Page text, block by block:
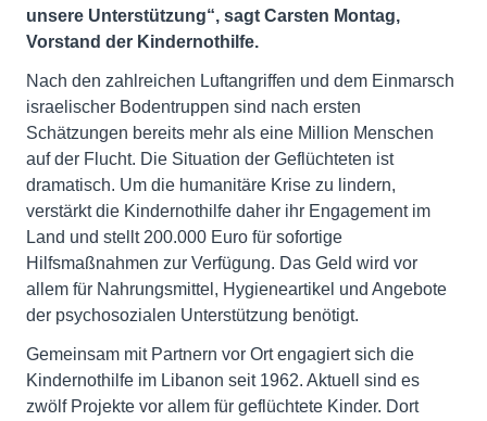
unsere Unterstützung“, sagt Carsten Montag,
Vorstand der Kindernothilfe.
Nach den zahlreichen Luftangriffen und dem Einmarsch
israelischer Bodentruppen sind nach ersten
Schätzungen bereits mehr als eine Million Menschen
auf der Flucht. Die Situation der Geflüchteten ist
dramatisch. Um die humanitäre Krise zu lindern,
verstärkt die Kindernothilfe daher ihr Engagement im
Land und stellt 200.000 Euro für sofortige
Hilfsmaßnahmen zur Verfügung. Das Geld wird vor
allem für Nahrungsmittel, Hygieneartikel und Angebote
der psychosozialen Unterstützung benötigt.
Gemeinsam mit Partnern vor Ort engagiert sich die
Kindernothilfe im Libanon seit 1962. Aktuell sind es
zwölf Projekte vor allem für geflüchtete Kinder. Dort